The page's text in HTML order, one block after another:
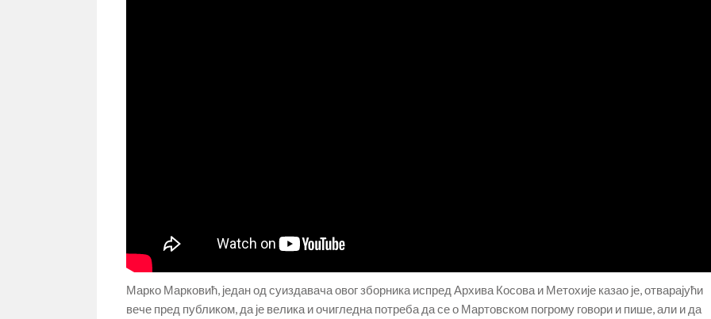
Марко Марковић, један од суиздавача овог зборника испред Архива Косова и Метохије казао је, отварајући
вече пред публиком, да је велика и очигледна потреба да се о Мартовском погрому говори и пише, али и да